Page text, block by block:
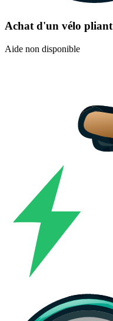
Achat d'un vélo pliant
Aide non disponible